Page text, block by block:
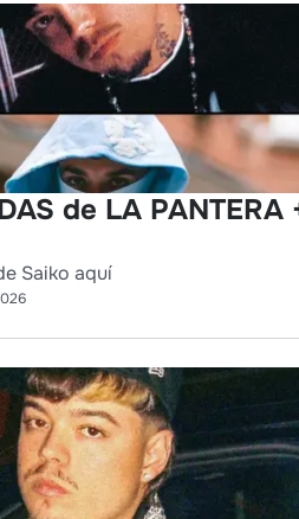
de LA PANTERA
Saiko aquí